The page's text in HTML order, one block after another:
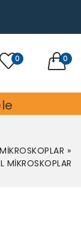
0 0
»
MİKROSKOPLAR